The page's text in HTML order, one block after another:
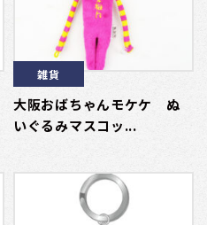
雑貨
大阪おばちゃんモケケ ぬ
いぐるみマスコッ...